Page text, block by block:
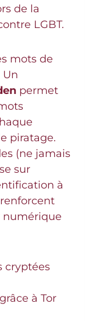
de la
LGBT.
mots de
Un
permet
piratage.
(ne jamais
sur
à
numérique
cryptées
à Tor